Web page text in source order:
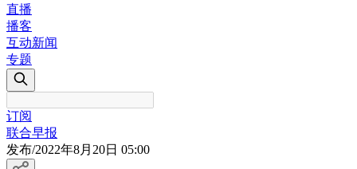
直播
播客
互动新闻
专题
订阅
联合早报
发布/2022年8月20日 05:00